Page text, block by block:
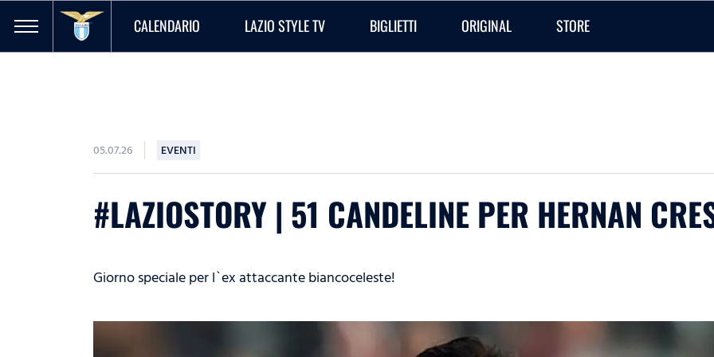
CALENDARIO LAZIO STYLE TV BIGLIETTI ORIGINAL STORE
05.07.26 EVENTI
#LAZIOSTORY | 51 CANDELINE PER HERNAN
Giorno speciale per l`ex attaccante biancoceleste!